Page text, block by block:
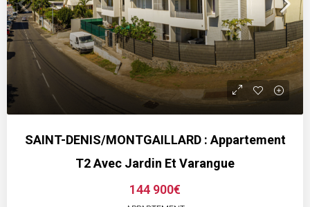
SAINT-DENIS/MONTGAILLARD : Appartement
T2 Avec Jardin Et Varangue
144 900€